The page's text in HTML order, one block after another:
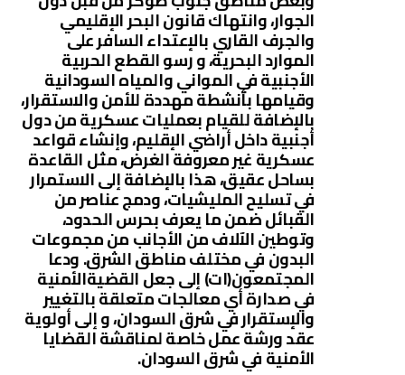
الجوار، وانتهاك قانون البحر الإقليمي
والجرف القاري بالإعتداء السافر على
الموارد البحرية، و رسو القطع الحربية
الأجنبية في المواني والمياه السودانية
وقيامها بأنشطة مهددة للأمن والاستقرار،
بالإضافة للقيام بعمليات عسكرية من دول
أجنبية داخل أراضي الإقليم، وإنشاء قواعد
عسكرية غير معروفة الغرض، مثل القاعدة
بساحل عقيق، هذا بالإضافة إلى الاستمرار
في تسليح المليشيات، ودمج عناصر من
القبائل ضمن ما يعرف بحرس الحدود،
وتوطين الآلاف من الأجانب من مجموعات
البدون في مختلف مناطق الشرق. ودعا
المجتمعون(ات) إلى جعل القضيةالأمنية
في صدارة أي معالجات متعلقة بالتغيير
والإستقرار في شرق السودان، و إلى أولوية
عقد ورشة عمل خاصة لمناقشة القضايا
الأمنية في شرق السودان.